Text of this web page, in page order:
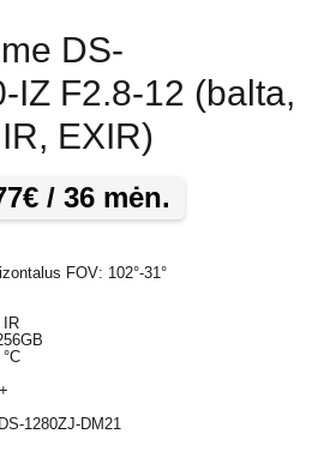
DS-
IZ F2.8-12 (balta,
EXIR)
€ / 36 mėn.
FOV: 102°-31°
IR
1280ZJ-DM21